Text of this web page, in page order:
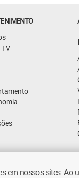
TV
em nossos sites.